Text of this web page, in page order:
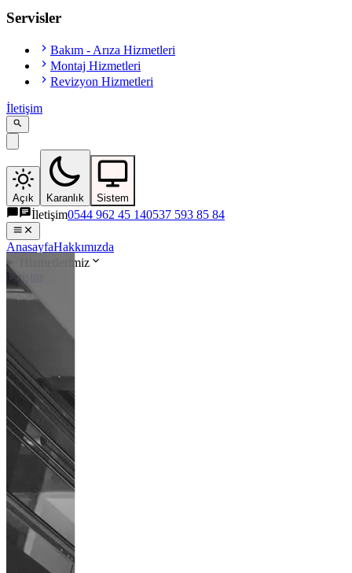
Servisler
Bakım - Arıza Hizmetleri
Montaj Hizmetleri
Revizyon Hizmetleri
İletişim
Açık Karanlık Sistem
İletişim0544 962 45 140537 593 85 84
AnasayfaHakkımızda
Hizmetlerimiz
İletişim